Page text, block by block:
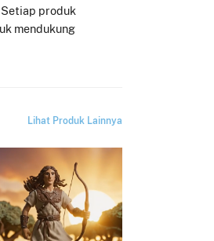
produk
mendukung
Lihat Produk Lainnya